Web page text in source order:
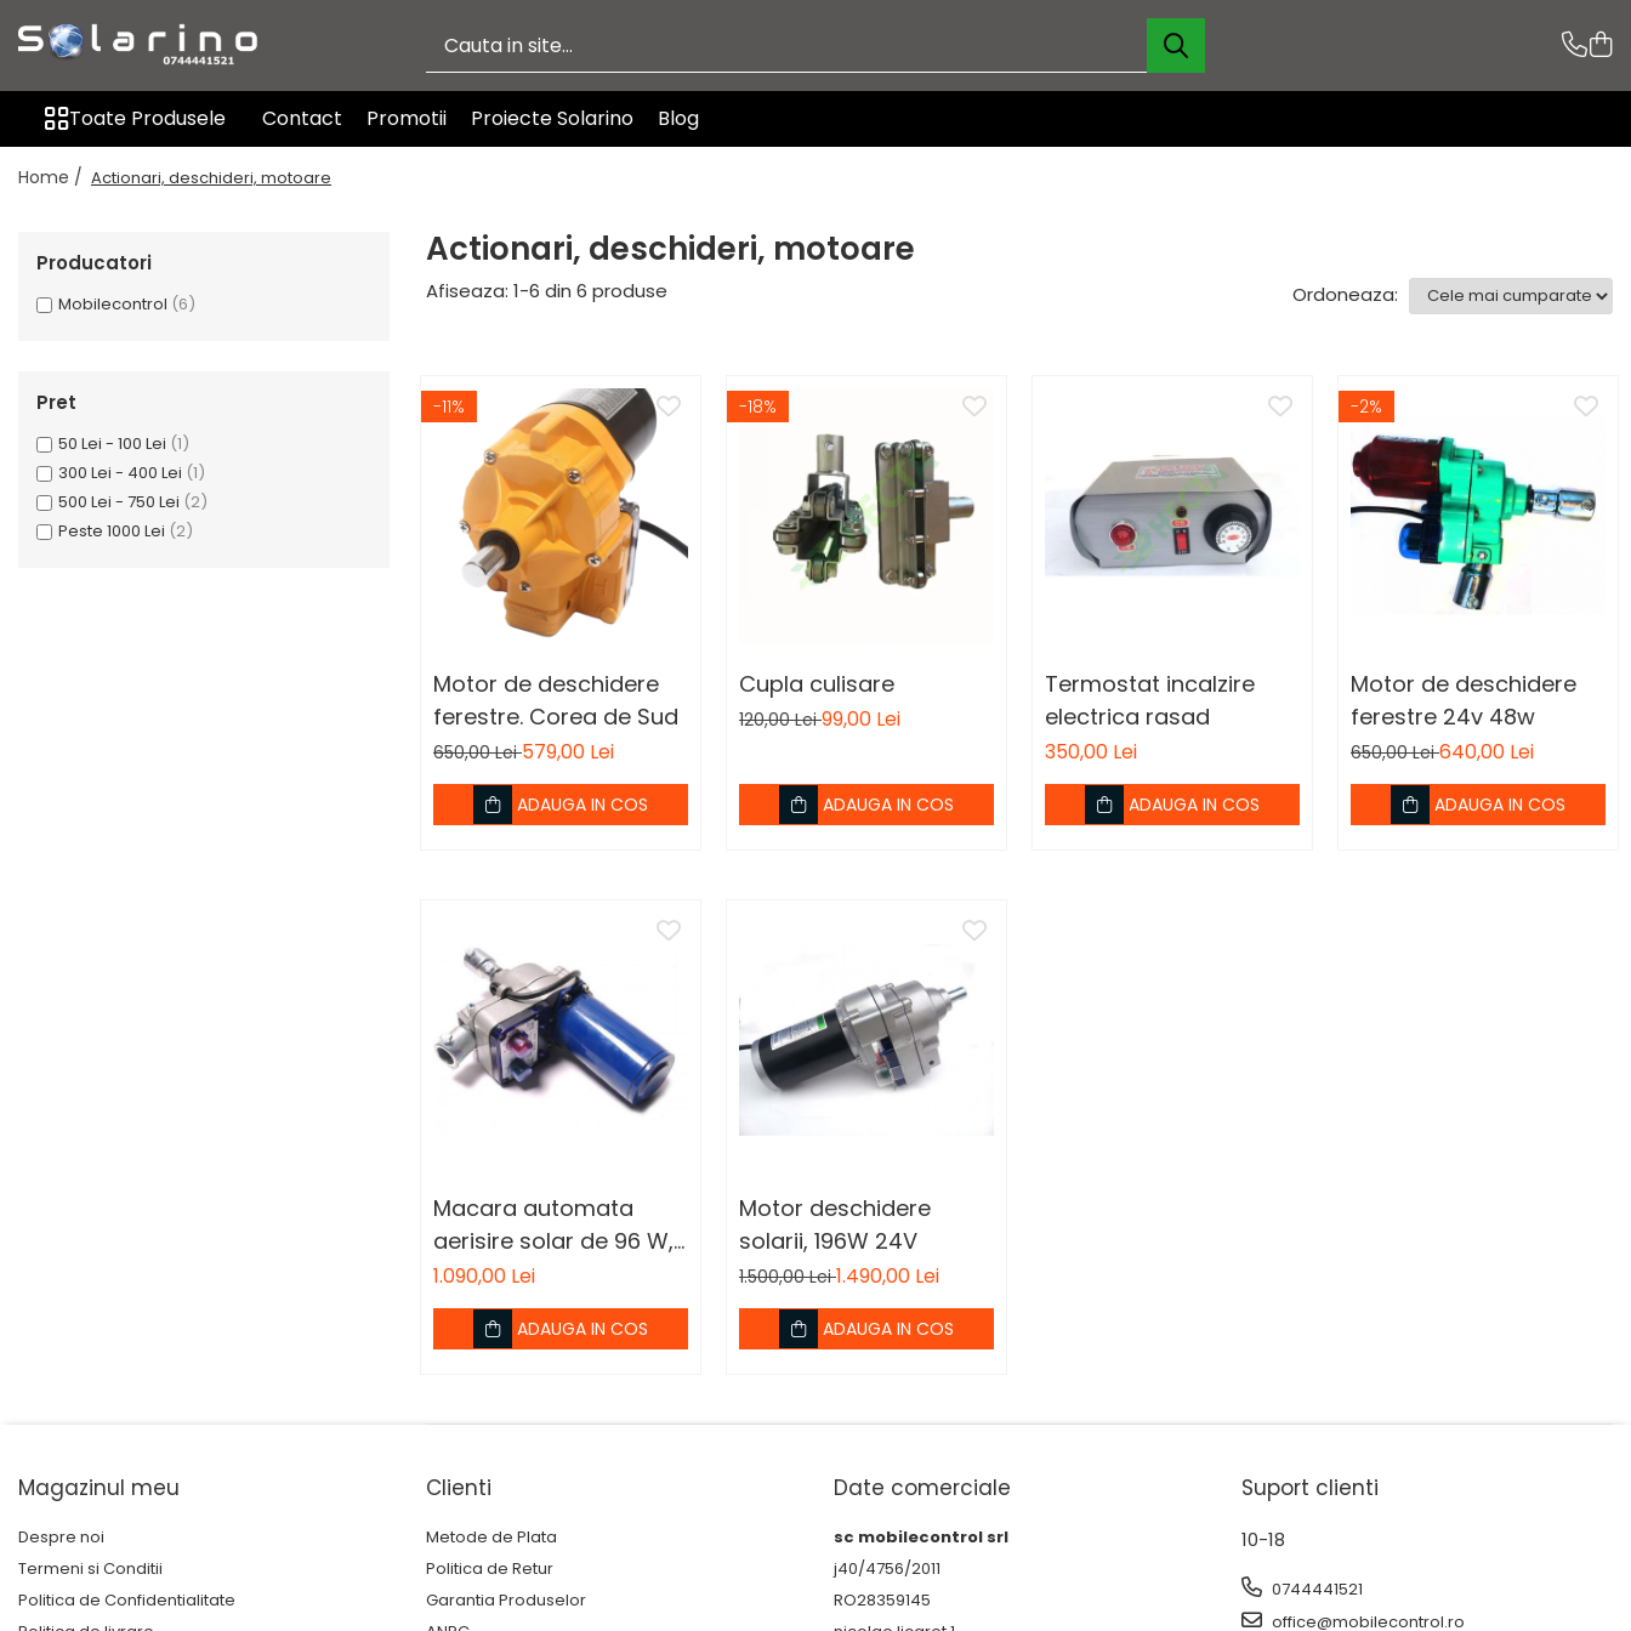
Automatizare sere si solarii
Actionari, deschideri, motoare
Irigatie
Sisteme fotovoltaice Solarino
Toate Produsele Contact Promotii Proiecte Solarino Blog
Home / Actionari, deschideri, motoare
Actionari, deschideri, motoare
Producatori
Mobilecontrol (6)
Pret
50 Lei - 100 Lei (1)
300 Lei - 400 Lei (1)
500 Lei - 750 Lei (2)
Peste 1000 Lei (2)
Afiseaza: 1-6 din 6 produse Ordoneaza:
-11%
Motor de deschidere
ferestre. Corea de Sud
650,00 Lei579,00 Lei
ADAUGA IN COS
-18%
Cupla culisare
120,00 Lei99,00 Lei
ADAUGA IN COS
Termostat incalzire
electrica rasad
350,00 Lei
ADAUGA IN COS
-2%
Motor de deschidere
ferestre 24v 48w
650,00 Lei640,00 Lei
ADAUGA IN COS
Macara automata
aerisire solar de 96 W,
24 V
1.090,00 Lei
ADAUGA IN COS
Motor deschidere
solarii, 196W 24V
1.500,00 Lei1.490,00 Lei
ADAUGA IN COS
Magazinul meu
Despre noi
Termeni si Conditii
Politica de Confidentialitate
Clienti
Metode de Plata
Politica de Retur
Garantia Produselor
Date comerciale
sc mobilecontrol srl
j40/4756/2011
RO28359145
Suport clienti
10-18
0744441521
office@mobilecontrol.ro